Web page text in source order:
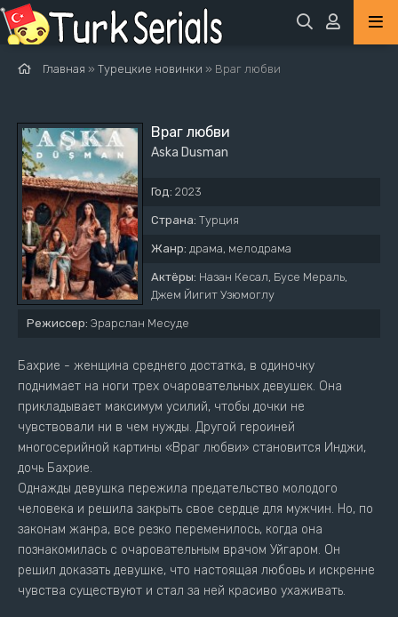
Главная » Турецкие новинки » Враг любви
Враг любви
Aska Dusman
Год: 2023
Страна: Турция
Жанр: драма, мелодрама
Актёры: Назан Кесал, Бусе Мераль,
Джем Йигит Узюмоглу
Режиссер: Эрарслан Месуде
Бахрие - женщина среднего достатка, в одиночку
поднимает на ноги трех очаровательных девушек. Она
прикладывает максимум усилий, чтобы дочки не
чувствовали ни в чем нужды. Другой героиней
многосерийной картины «Враг любви» становится Инджи,
дочь Бахрие.
Однажды девушка пережила предательство молодого
человека и решила закрыть свое сердце для мужчин. Но, по
законам жанра, все резко переменилось, когда она
познакомилась с очаровательным врачом Уйгаром. Он
решил доказать девушке, что настоящая любовь и искренне
чувства существуют и стал за ней красиво ухаживать.